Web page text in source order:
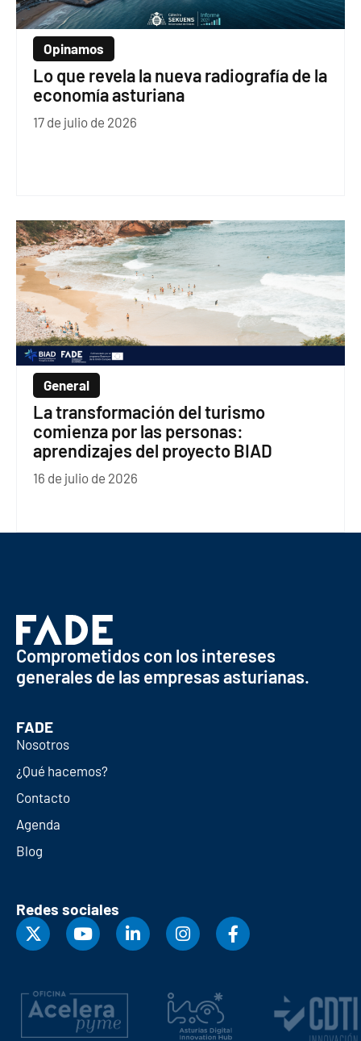
Opinamos
Lo que revela la nueva radiografía de la
economía asturiana
17 de julio de 2026
General
La transformación del turismo
comienza por las personas:
aprendizajes del proyecto BIAD
16 de julio de 2026
Comprometidos con los intereses
generales de las empresas asturianas.
FADE
Nosotros
¿Qué hacemos?
Contacto
Agenda
Blog
Redes sociales